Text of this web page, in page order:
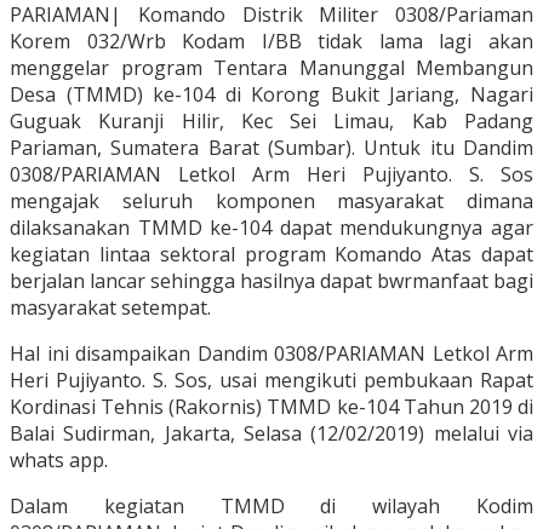
PARIAMAN| Komando Distrik Militer 0308/Pariaman
Korem 032/Wrb Kodam I/BB tidak lama lagi akan
menggelar program Tentara Manunggal Membangun
Desa (TMMD) ke-104 di Korong Bukit Jariang, Nagari
Guguak Kuranji Hilir, Kec Sei Limau, Kab Padang
Pariaman, Sumatera Barat (Sumbar). Untuk itu Dandim
0308/PARIAMAN Letkol Arm Heri Pujiyanto. S. Sos
mengajak seluruh komponen masyarakat dimana
dilaksanakan TMMD ke-104 dapat mendukungnya agar
kegiatan lintaa sektoral program Komando Atas dapat
berjalan lancar sehingga hasilnya dapat bwrmanfaat bagi
masyarakat setempat.
Hal ini disampaikan Dandim 0308/PARIAMAN Letkol Arm
Heri Pujiyanto. S. Sos, usai mengikuti pembukaan Rapat
Kordinasi Tehnis (Rakornis) TMMD ke-104 Tahun 2019 di
Balai Sudirman, Jakarta, Selasa (12/02/2019) melalui via
whats app.
Dalam kegiatan TMMD di wilayah Kodim